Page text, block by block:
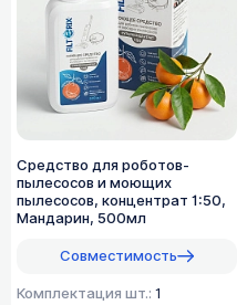
Средство для роботов-
пылесосов и моющих
пылесосов, концентрат 1:50,
Мандарин, 500мл
Совместимость
Комплектация шт.: 1